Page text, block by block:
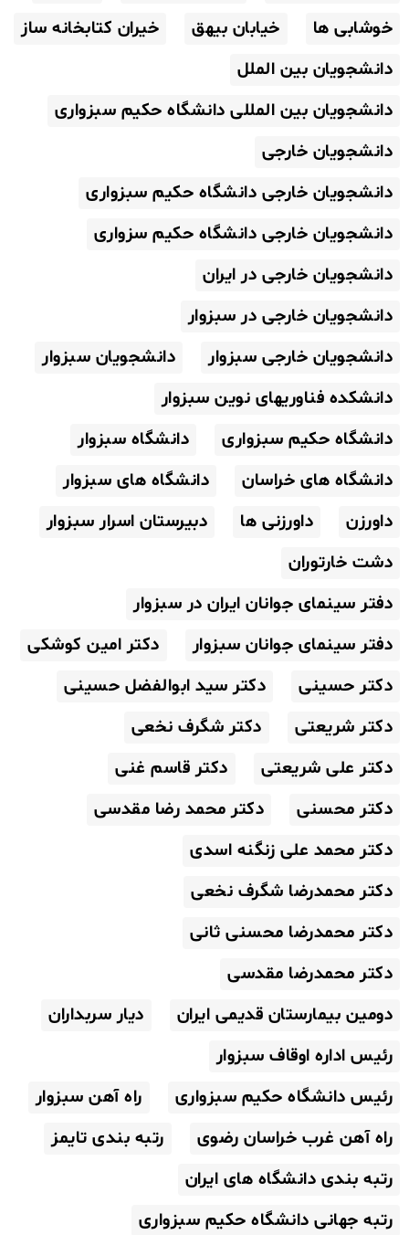
خوشابی ها
خیابان بیهق
خیران کتابخانه ساز
دانشجویان بین الملل
دانشجویان بین المللی دانشگاه حکیم سبزواری
دانشجویان خارجی
دانشجویان خارجی دانشگاه حکیم سبزواری
دانشجویان خارجی دانشگاه حکیم سزواری
دانشجویان خارجی در ایران
دانشجویان خارجی در سبزوار
دانشجویان خارجی سبزوار
دانشجویان سبزوار
دانشکده فناوریهای نوین سبزوار
دانشگاه حکیم سبزواری
دانشگاه سبزوار
دانشگاه های خراسان
دانشگاه های سبزوار
داورزن
داورزنی ها
دبیرستان اسرار سبزوار
دشت خارتوران
دفتر سینمای جوانان ایران در سبزوار
دفتر سینمای جوانان سبزوار
دکتر امین کوشکی
دکتر حسینی
دکتر سید ابوالفضل حسینی
دکتر شریعتی
دکتر شگرف نخعی
دکتر علی شریعتی
دکتر قاسم غنی
دکتر محسنی
دکتر محمد رضا مقدسی
دکتر محمد علی زنگنه اسدی
دکتر محمدرضا شگرف نخعی
دکتر محمدرضا محسنی ثانی
دکتر محمدرضا مقدسی
دومین بیمارستان قدیمی ایران
دیار سربداران
رئیس اداره اوقاف سبزوار
رئیس دانشگاه حکیم سبزواری
راه آهن سبزوار
راه آهن غرب خراسان رضوی
رتبه بندی تایمز
رتبه بندی دانشگاه های ایران
رتبه جهانی دانشگاه حکیم سبزواری